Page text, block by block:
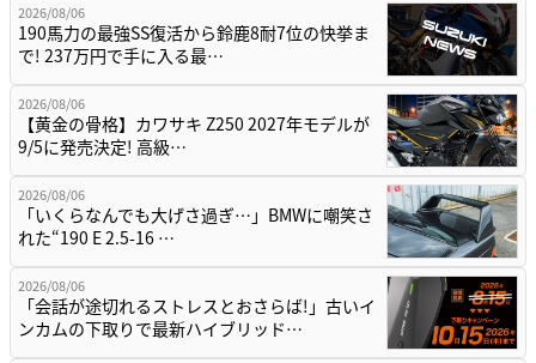
2026/08/06
190馬力の最強SS復活から鈴鹿8耐7位の快挙ま
で! 237万円で手に入る最…
2026/08/06
【黄金の骨格】カワサキ Z250 2027年モデルが
9/5に発売決定! 高級…
2026/08/06
「いくらなんでも大げさ過ぎ…」BMWに嘲笑さ
れた“190 E 2.5-16 …
2026/08/06
「会話が途切れるストレスとおさらば!」古いイ
ンカムの下取りで最新ハイブリッド…